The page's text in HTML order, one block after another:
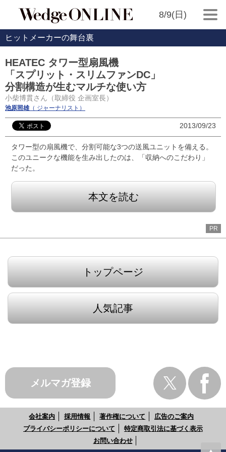
8/9(日)
ヒットメーカーの舞台裏
HEATEC タワー型扇風機
「スプリット・スリムファンDC」
分割構造が生むマルチな使い方
小柴博貫さん（取締役 企画室長）
池原照雄（ ジャーナリスト）
2013/09/23
タワー型の扇風機で、分割可能な3つの送風ユニットを備える。
このユニークな機能を生み出したのは、「収納へのこだわり」
だった。
本文を読む
PR
トップページ
人気記事
メルマガ登録
会社案内 採用情報 著作権について
広告のご案内
プライバシーポリシーについて
特定商取引法に基づく表示
お問い合わせ